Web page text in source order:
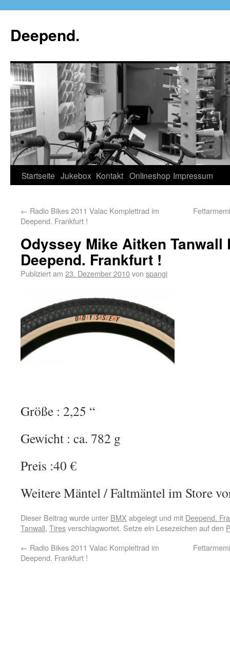
Deepend.
Startseite Jukebox Kontakt Onlineshop Impressum
← Radio Bikes 2011 Valac Komplettrad im
Deepend. Frankfurt !
Odyssey Mike Aitken Tanwall
Deepend. Frankfurt !
Publiziert am 23. Dezember 2010von spangi
Größe : 2,25 “
Gewicht : ca. 782 g
Preis :40 €
Weitere Mäntel / Faltmäntel im Store
Dieser Beitrag wurde unter BMX abgelegt und mit Deepend.
Tanwall, Tiresverschlagwortet. Setze ein Lesezeichen auf den
← Radio Bikes 2011 Valac Komplettrad im
Deepend. Frankfurt !